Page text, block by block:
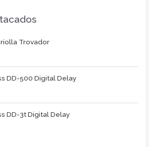
Trovador
DD-500 Digital Delay
DD-3t Digital Delay